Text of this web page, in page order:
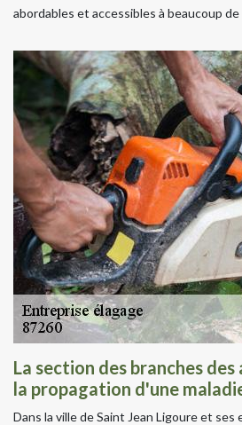
abordables et accessibles à beaucoup de
La section des branches
la propagation d'une
Dans la ville de Saint Jean Ligoure et ses